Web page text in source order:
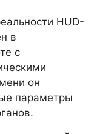
HUD-
в
с
он
параметры